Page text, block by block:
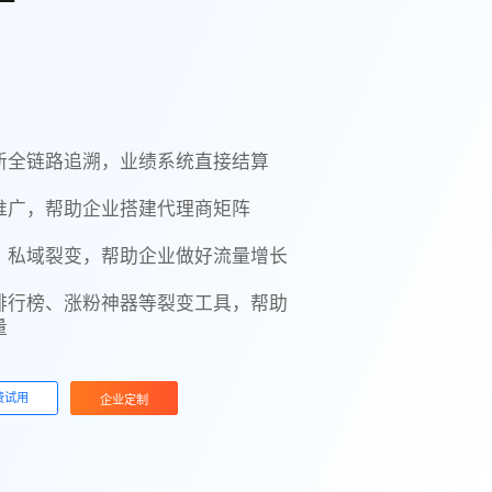
全链路追溯，业绩系统直接结算
广，帮助企业搭建代理商矩阵
私域裂变，帮助企业做好流量增长
行榜、涨粉神器等裂变工具，帮助
试用 企业定制